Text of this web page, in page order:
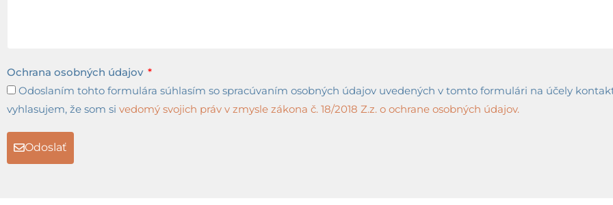
Ochrana osobných údajov
Odoslaním tohto formulára súhlasím so spracúvaním osobných údajov uvedených v tomto formulári na účely
vyhlasujem, že som si vedomý svojich práv v zmysle zákona č. 18/2018 Z.z. o ochrane osobných údajov.
Odoslať